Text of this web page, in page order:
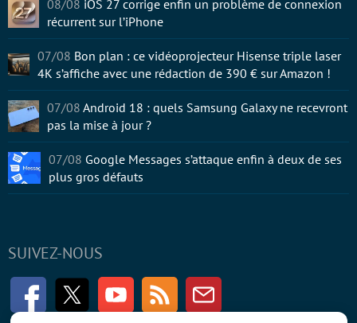
SUIVEZ-NOUS
FacebookTwitter Youtube RSS Newsletter
08/08 iOS 27 corrige enfin un problème de connexion
récurrent sur l’iPhone
07/08 Bon plan : ce vidéoprojecteur Hisense triple laser
4K s’affiche avec une rédaction de 390 € sur Amazon !
07/08 Android 18 : quels Samsung Galaxy ne recevront
pas la mise à jour ?
07/08 Google Messages s’attaque enfin à deux de ses
plus gros défauts